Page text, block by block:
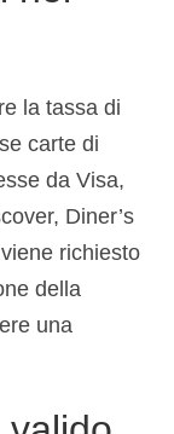
la tassa di
carte di
da Visa,
Diner’s
richiesto
della
una